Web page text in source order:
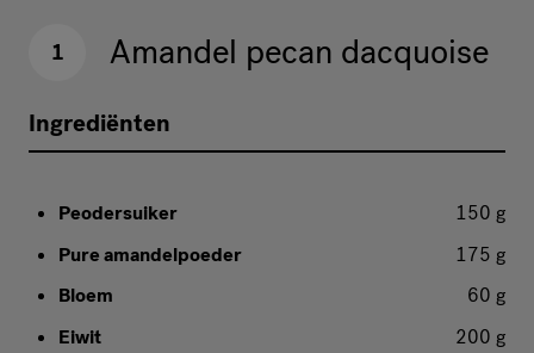
1 Amandel pecan dacquoise
Ingrediënten
Peodersuiker
150 g
Pure amandelpoeder
175 g
Bloem
60 g
Eiwit
200 g